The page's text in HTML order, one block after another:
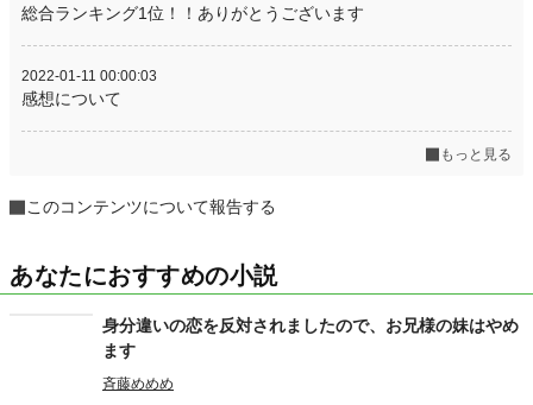
総合ランキング1位！！ありがとうございます
2022-01-11 00:00:03
感想について
もっと見る
このコンテンツについて報告する
あなたにおすすめの小説
身分違いの恋を反対されましたので、お兄様の妹はやめ
ます
斉藤めめめ